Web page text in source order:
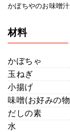
かぼちやのお味噌
材料
かぼちゃ
玉ねぎ
小揚げ
味噌(お好みの物
だしの素
水